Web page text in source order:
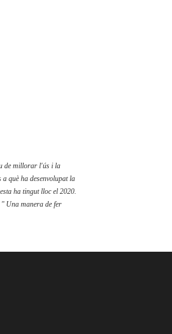
de millorar l'ús i la
què ha desenvolupat la
ha tingut lloc el 2020.
Una manera de fer